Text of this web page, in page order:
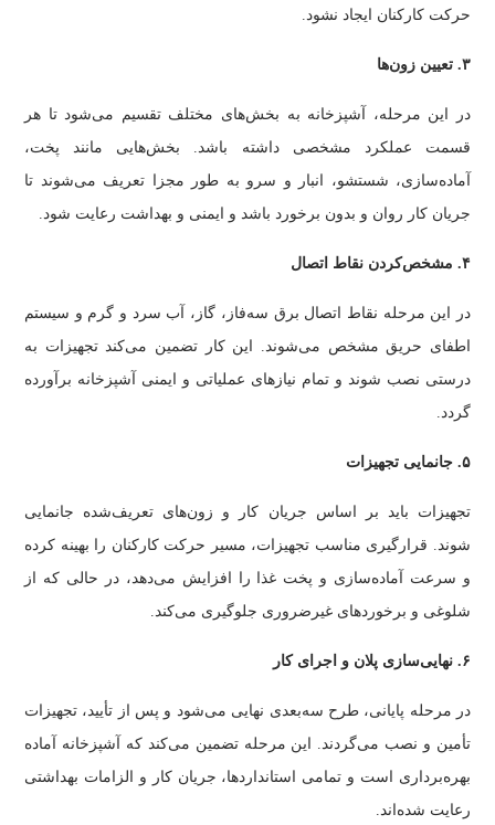
حرکت کارکنان ایجاد نشود.
۳. تعیین زون‌ها
در این مرحله، آشپزخانه به بخش‌های مختلف تقسیم می‌شود تا هر
قسمت عملکرد مشخصی داشته باشد. بخش‌هایی مانند پخت،
آماده‌سازی، شستشو، انبار و سرو به طور مجزا تعریف می‌شوند تا
جریان کار روان و بدون برخورد باشد و ایمنی و بهداشت رعایت شود.
۴. مشخص‌کردن نقاط اتصال
در این مرحله نقاط اتصال برق سه‌فاز، گاز، آب سرد و گرم و سیستم
اطفای حریق مشخص می‌شوند. این کار تضمین می‌کند تجهیزات به
درستی نصب شوند و تمام نیازهای عملیاتی و ایمنی آشپزخانه برآورده
گردد.
۵. جانمایی تجهیزات
تجهیزات باید بر اساس جریان کار و زون‌های تعریف‌شده جانمایی
شوند. قرارگیری مناسب تجهیزات، مسیر حرکت کارکنان را بهینه کرده
و سرعت آماده‌سازی و پخت غذا را افزایش می‌دهد، در حالی که از
شلوغی و برخوردهای غیرضروری جلوگیری می‌کند.
۶. نهایی‌سازی پلان و اجرای کار
در مرحله پایانی، طرح سه‌بعدی نهایی می‌شود و پس از تأیید، تجهیزات
تأمین و نصب می‌گردند. این مرحله تضمین می‌کند که آشپزخانه آماده
بهره‌برداری است و تمامی استانداردها، جریان کار و الزامات بهداشتی
رعایت شده‌اند.